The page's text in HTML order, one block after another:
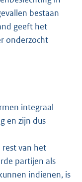
bestaan
geeft het
onderzocht
integraal
en zijn dus
rest van het
partijen als
indienen, is